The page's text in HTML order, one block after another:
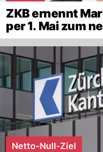
ZKB ernennt
per 1. Mai zum
Netto-Null-Ziel